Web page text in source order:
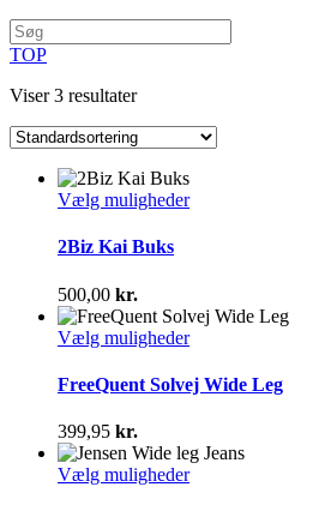
TOP
Viser 3 resultater
Vælg mulighederDette
Mulighederne
kan
vælges
varesiden
2Biz Kai Buks
500,00 kr.
Vælg mulighederDette
har
flere
Mulighederne
kan
vælges
FreeQuent Solvej Wide Leg
399,95 kr.
Vælg mulighederDette